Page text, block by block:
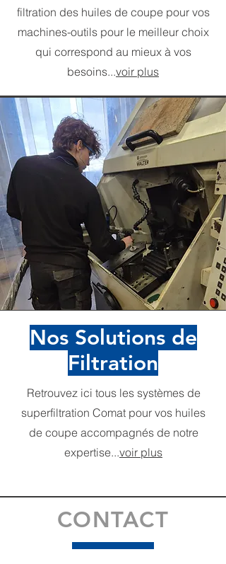
filtration des huiles de coupe pour vos
machines-outils pour le meilleur choix
qui correspond au mieux à vos
besoins...voir plus
Nos Solutions de
Filtration
Retrouvez ici tous les systèmes de
superfiltration Comat pour vos huiles
de coupe accompagnés de notre
expertise...voir plus
CONTACT